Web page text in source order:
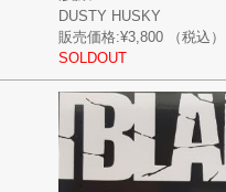
DUSTY HUSKY
販売価格:¥3,800
（税込）
SOLDOUT